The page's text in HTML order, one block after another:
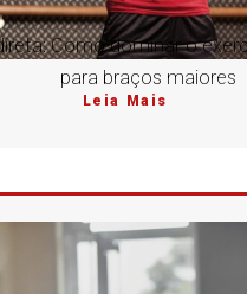
Como dominar o
para braços maiores
Leia Mais